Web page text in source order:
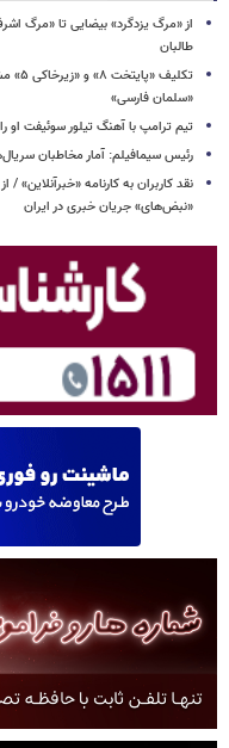
از «مرگ یزدگرد» بیضایی تا «مرگ
طالبان
«سلمان فارسی»
تیم ترامپ با آهنگ تیلور سوئیفت او
رئیس سیمافیلم: آمار مخاطبان
نقد کاربران به کارنامه
«نبض‌های» جریان خبری در ایران